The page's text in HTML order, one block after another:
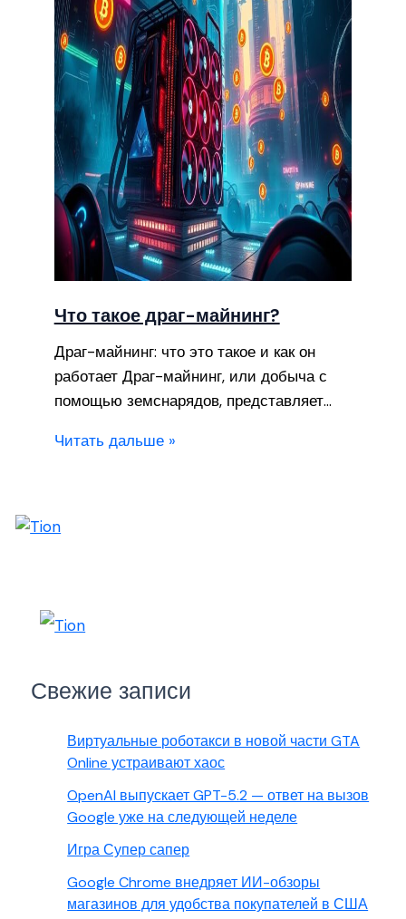
Что такое драг-майнинг?
Драг-майнинг: что это такое и как он
работает Драг-майнинг, или добыча с
помощью земснарядов, представляет…
Читать дальше »
Свежие записи
Виртуальные роботакси в новой части GTA
Online устраивают хаос
OpenAI выпускает GPT-5.2 — ответ на вызов
Google уже на следующей неделе
Игра Супер сапер
Google Chrome внедряет ИИ-обзоры
магазинов для удобства покупателей в США